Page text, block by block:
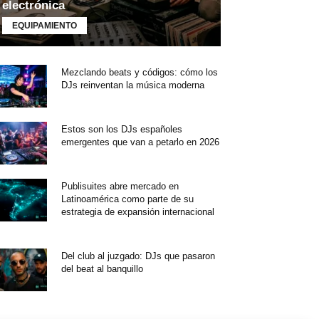
electrónica
EQUIPAMIENTO
Mezclando beats y códigos: cómo los
DJs reinventan la música moderna
Estos son los DJs españoles
emergentes que van a petarlo en 2026
Publisuites abre mercado en
Latinoamérica como parte de su
estrategia de expansión internacional
Del club al juzgado: DJs que pasaron
del beat al banquillo